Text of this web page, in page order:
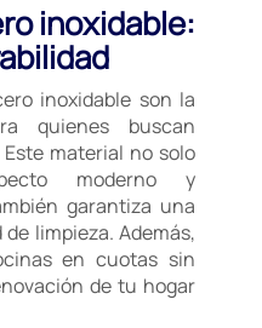
inoxidable:
inoxidable son la
quienes buscan
material no solo
moderno y
garantiza una
limpieza. Además,
en cuotas sin
de tu hogar